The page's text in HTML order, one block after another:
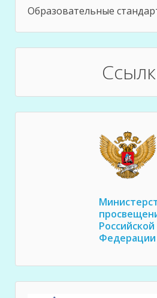
Образовательные
Российской
Федерации